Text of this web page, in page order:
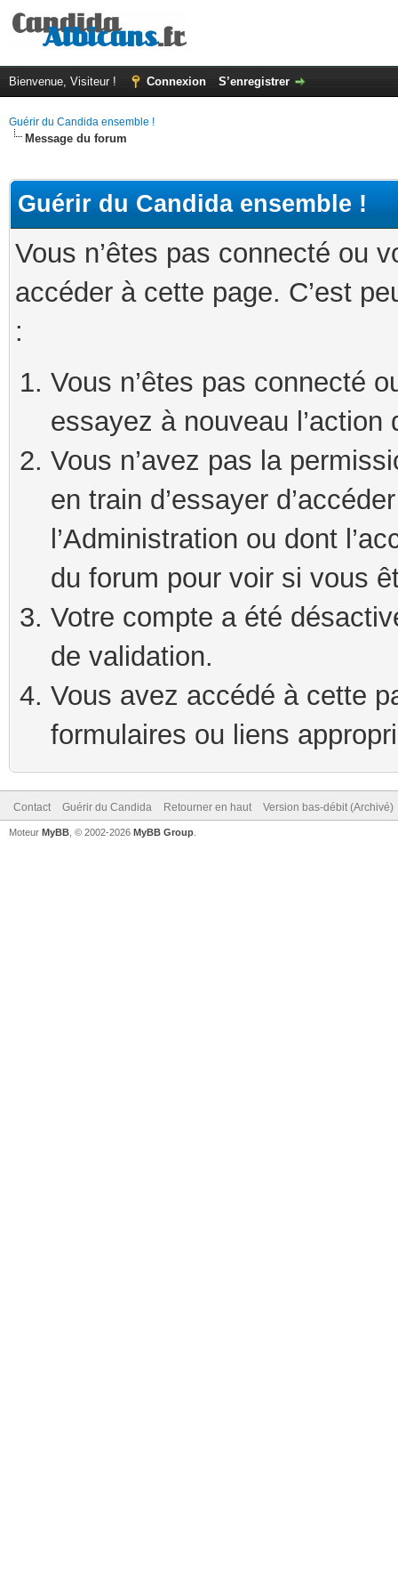
Bienvenue, Visiteur ! Connexion S’enregistrer
Guérir du Candida ensemble !
Message du forum
Guérir du Candida ensemble !
Vous n’êtes pas connecté ou
accéder à cette page. C’est
:
Vous n’êtes pas connecté
essayez à nouveau
Vous n’avez pas la
en train d’essayer
l’Administration ou dont
du forum pour voir si vous
Votre compte a été
de validation.
Vous avez accédé à cette
formulaires ou liens
Contact Guérir du Candida Retourner en haut Version bas-débit (Archivé)
Moteur MyBB , © 2002-2026 MyBB Group